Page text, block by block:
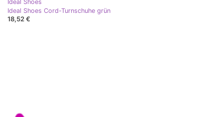
Ideal Shoes
Ideal Shoes Cord-Turnschuhe grün
18,52 €